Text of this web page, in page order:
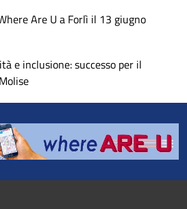
Are U a Forlì il 13 giugno
e inclusione: successo per il